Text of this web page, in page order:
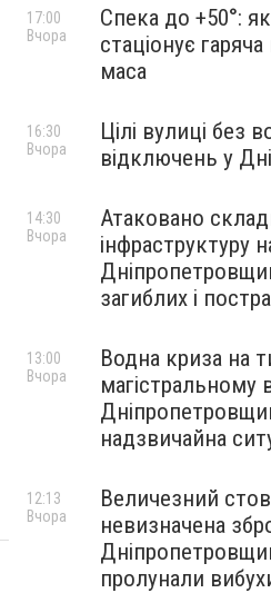
Спека до +50°:
стаціонує
маса
17:00
Вчора
Цілі вулиці без
відключень у
16:30
Вчора
Атаковано
інфраструктуру
загиблих і
14:30
Вчора
Водна криза на
магістральному
надзвичайна
13:00
Вчора
Величезний
невизначена
пролунали
12:13
Вчора